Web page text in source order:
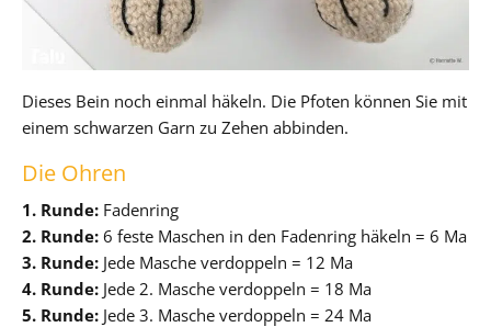
Dieses Bein noch einmal häkeln. Die Pfoten können Sie mit
einem schwarzen Garn zu Zehen abbinden.
Die Ohren
1. Runde: Fadenring
2. Runde: 6 feste Maschen in den Fadenring häkeln = 6 Ma
3. Runde: Jede Masche verdoppeln = 12 Ma
4. Runde: Jede 2. Masche verdoppeln = 18 Ma
5. Runde: Jede 3. Masche verdoppeln = 24 Ma